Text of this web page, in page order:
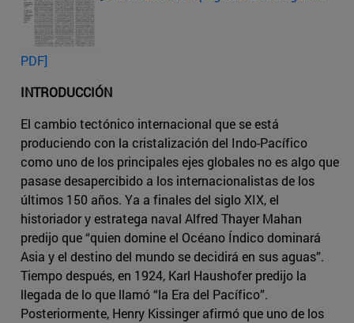
PDF]
INTRODUCCIÓN
El cambio tectónico internacional que se está
produciendo con la cristalización del Indo-Pacífico
como uno de los principales ejes globales no es algo que
pasase desapercibido a los internacionalistas de los
últimos 150 años. Ya a finales del siglo XIX, el
historiador y estratega naval Alfred Thayer Mahan
predijo que “quien domine el Océano Índico dominará
Asia y el destino del mundo se decidirá en sus aguas”.
Tiempo después, en 1924, Karl Haushofer predijo la
llegada de lo que llamó “la Era del Pacífico”.
Posteriormente, Henry Kissinger afirmó que uno de los